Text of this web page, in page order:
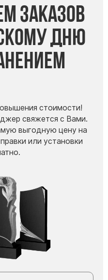
заказов
дню
стоимости!
свяжется с Вами.
выгодную цену на
или установки